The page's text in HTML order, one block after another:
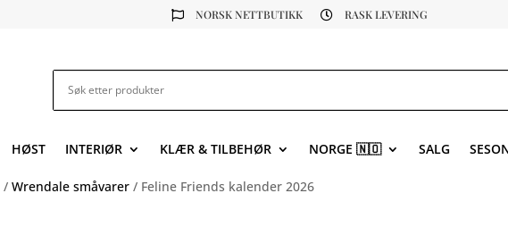
 NORSK NETTBUTIKK  RASK LEVERING
HØST INTERIØR KLÆR & TILBEHØR NORGE 🇳🇴 SALG
/Wrendale småvarer / Feline Friends kalender 2026